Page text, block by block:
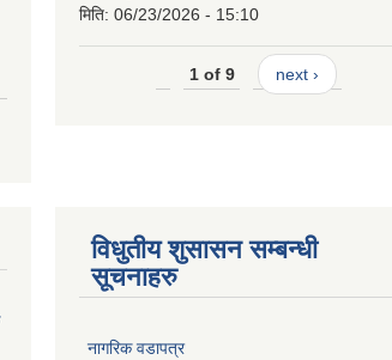
मिति: 06/23/2026 - 15:10
1 of 9 next ›
विधुतीय शुसासन सम्बन्धी
सूचनाहरु
नागरिक वडापत्र